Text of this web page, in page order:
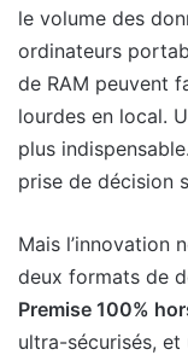
le volume des
ordinateurs
de RAM peuvent
lourdes en local.
plus
prise de décision
Mais l’innovation
deux formats de
Premise 100%
ultra-sécurisés, et